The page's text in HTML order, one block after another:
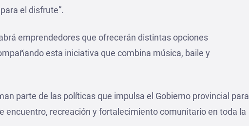
el disfrute”.
emprendedores que ofrecerán distintas opciones
esta iniciativa que combina música, baile y
parte de las políticas que impulsa el Gobierno provincial para
encuentro, recreación y fortalecimiento comunitario en toda la